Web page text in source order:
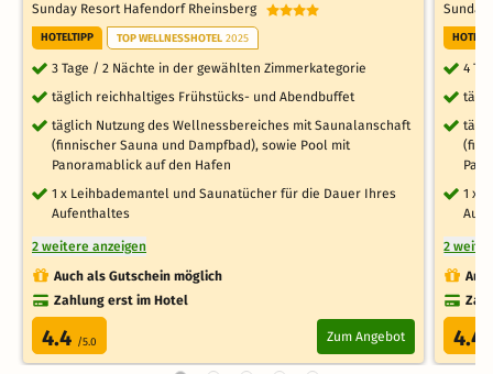
Sunday Resort Hafendorf Rheinsberg
HOTELTIPP TOP WELLNESSHOTEL 2025
3 Tage / 2 Nächte in der gewählten Zimmerkategorie
täglich reichhaltiges Frühstücks- und Abendbuffet
täglich Nutzung des Wellnessbereiches mit Saunalanschaft
(finnischer Sauna und Dampfbad), sowie Pool mit
Panoramablick auf den Hafen
1 x Leihbademantel und Saunatücher für die Dauer Ihres
Aufenthaltes
2 weitere anzeigen
Auch als Gutschein möglich
Zahlung erst im Hotel
4.4 /5.0 Zum Angebot
4
1 x
2
4.4